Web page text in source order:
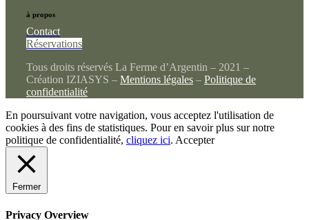
à propos
Contact
Réservations
Tous droits réservés La Ferme d’Argentin – 2021 –
Création IZIASYS – Mentions légales– Politique de
confidentialité
En poursuivant votre navigation, vous acceptez l'utilisation de
cookies à des fins de statistiques. Pour en savoir plus sur notre
politique de confidentialité, cliquez ici. Accepter
Fermer
Privacy Overview